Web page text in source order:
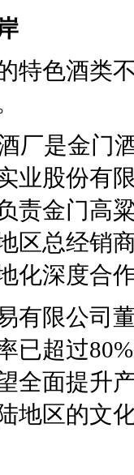
特色酒类
厂是金门
业股份有
责金门高
区总经销
化深度合
有限公司
已超过
全面提升
地区的文